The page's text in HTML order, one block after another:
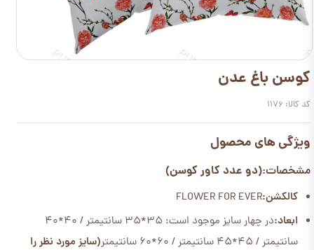
کوسن باغ عدن
کد کالا: 1176
ویژگی های محصول
مشخصات:(دو عدد کاور کوسن)
کالکشن:FLOWER FOR EVER
ابعاد:
در چهار سایز موجود است: 35*35 سانتیمتر / 40*40
سانتیمتر / 45*45 سانتیمتر / 60*60 سانتیمتر
(سایز مورد نظر را